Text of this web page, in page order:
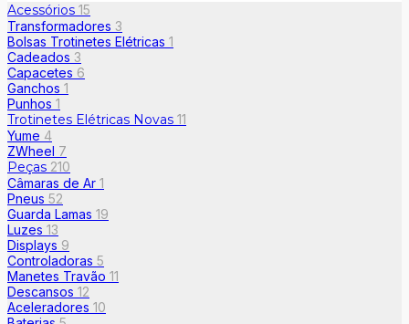
Acessórios 15
Transformadores 3
Bolsas Trotinetes Elétricas 1
Cadeados 3
Capacetes 6
Ganchos 1
Punhos 1
Trotinetes Elétricas Novas 11
Yume 4
ZWheel 7
Peças 210
Câmaras de Ar 1
Pneus 52
Guarda Lamas 19
Luzes 13
Displays 9
Controladoras 5
Manetes Travão 11
Descansos 12
Aceleradores 10